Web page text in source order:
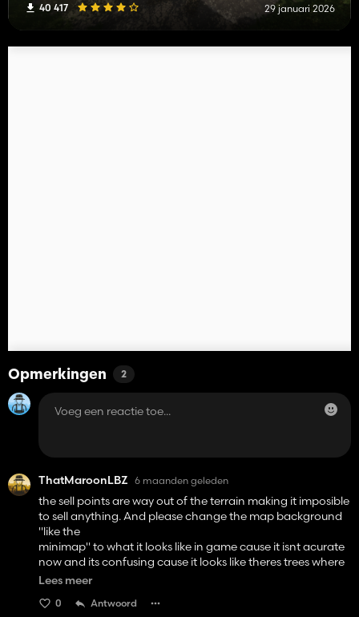
40 417 29 januari 2026
Opmerkingen 2
ThatMaroonLBZ 6 maanden geleden
the sell points are way out of the terrain making it imposible
to sell anything. And please change the map background
"like the
minimap" to what it looks like in game cause it isnt acurate
now and its confusing cause it looks like theres trees where
theres open meadows. please fix these soon cause i like this
Lees meer
0 Antwoord